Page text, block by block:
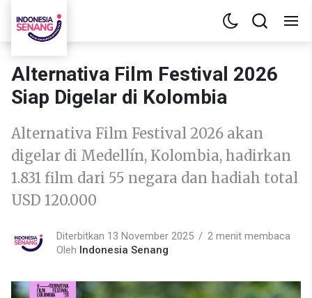
Alternativa Film Festival 2026
Siap Digelar di Kolombia
Alternativa Film Festival 2026 akan
digelar di Medellín, Kolombia, hadirkan
1.831 film dari 55 negara dan hadiah total
USD 120.000
Diterbitkan 13 November 2025
2 menit membaca
Oleh Indonesia Senang